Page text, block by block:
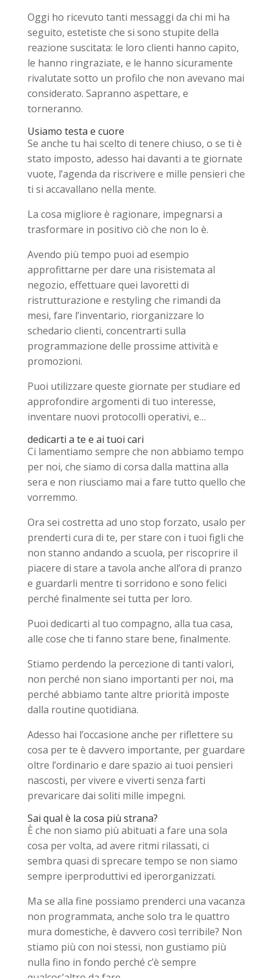
Oggi ho ricevuto tanti messaggi da chi mi ha
seguito, estetiste che si sono stupite della
reazione suscitata: le loro clienti hanno capito,
le hanno ringraziate, e le hanno sicuramente
rivalutate sotto un profilo che non avevano mai
considerato. Sapranno aspettare, e
torneranno.
Usiamo testa e cuore
Se anche tu hai scelto di tenere chiuso, o se ti è
stato imposto, adesso hai davanti a te giornate
vuote, l’agenda da riscrivere e mille pensieri che
ti si accavallano nella mente.
La cosa migliore è ragionare, impegnarsi a
trasformare in positivo ciò che non lo è.
Avendo più tempo puoi ad esempio
approfittarne per dare una risistemata al
negozio, effettuare quei lavoretti di
ristrutturazione e restyling che rimandi da
mesi, fare l’inventario, riorganizzare lo
schedario clienti, concentrarti sulla
programmazione delle prossime attività e
promozioni.
Puoi utilizzare queste giornate per studiare ed
approfondire argomenti di tuo interesse,
inventare nuovi protocolli operativi, e…
dedicarti a te e ai tuoi cari
Ci lamentiamo sempre che non abbiamo tempo
per noi, che siamo di corsa dalla mattina alla
sera e non riusciamo mai a fare tutto quello che
vorremmo.
Ora sei costretta ad uno stop forzato, usalo per
prenderti cura di te, per stare con i tuoi figli che
non stanno andando a scuola, per riscoprire il
piacere di stare a tavola anche all’ora di pranzo
e guardarli mentre ti sorridono e sono felici
perché finalmente sei tutta per loro.
Puoi dedicarti al tuo compagno, alla tua casa,
alle cose che ti fanno stare bene, finalmente.
Stiamo perdendo la percezione di tanti valori,
non perché non siano importanti per noi, ma
perché abbiamo tante altre priorità imposte
dalla routine quotidiana.
Adesso hai l’occasione anche per riflettere su
cosa per te è davvero importante, per guardare
oltre l’ordinario e dare spazio ai tuoi pensieri
nascosti, per vivere e viverti senza farti
prevaricare dai soliti mille impegni.
Sai qual è la cosa più strana?
È che non siamo più abituati a fare una sola
cosa per volta, ad avere ritmi rilassati, ci
sembra quasi di sprecare tempo se non siamo
sempre iperproduttivi ed iperorganizzati.
Ma se alla fine possiamo prenderci una vacanza
non programmata, anche solo tra le quattro
mura domestiche, è davvero così terribile? Non
stiamo più con noi stessi, non gustiamo più
nulla fino in fondo perché c’è sempre